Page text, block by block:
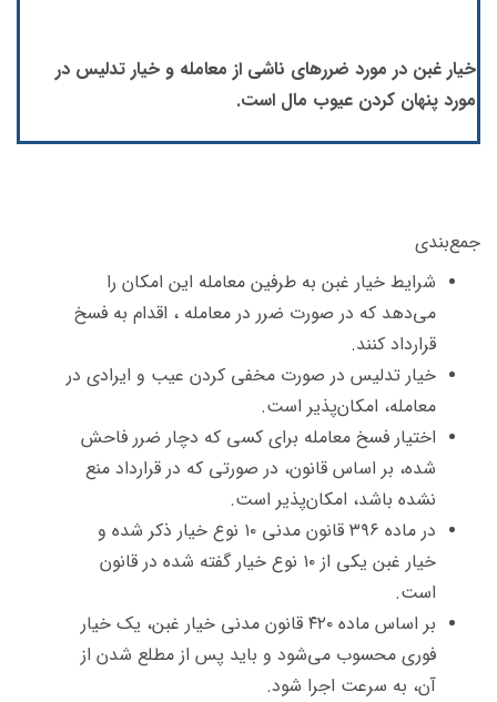
خیار غبن در مورد ضررهای ناشی از معامله و خیار تدلیس در
مورد پنهان کردن عیوب مال است.
جمع‌بندی
شرایط خیار غبن به طرفین معامله این امکان را
می‌دهد که در صورت ضرر در معامله ، اقدام به فسخ
قرارداد کنند.
خیار تدلیس در صورت مخفی کردن عیب و ایرادی در
معامله، امکان‌پذیر است.
اختیار فسخ معامله برای کسی که دچار ضرر فاحش
شده، بر اساس قانون، در صورتی که در قرارداد منع
نشده باشد، امکان‌پذیر است.
در ماده ۳۹۶ قانون مدنی ۱۰ نوع خیار ذکر شده و
خیار غبن یکی از ۱۰ نوع خیار گفته شده در قانون
است.
بر اساس ماده ۴۲۰ قانون مدنی خیار غبن، یک خیار
فوری محسوب می‌شود و باید پس از مطلع شدن از
آن، به سرعت اجرا شود.